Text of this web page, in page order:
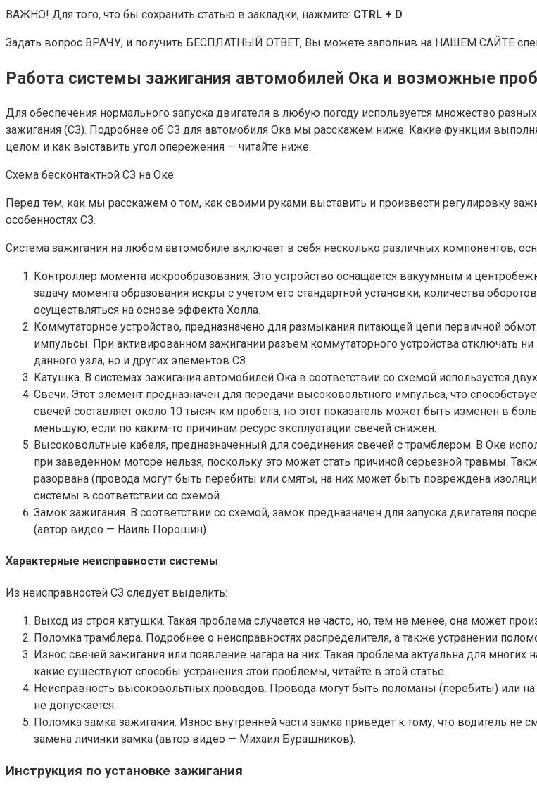
ВАЖНО! Для того, что бы сохранить статью в закладки, нажмите: CTRL + D
Задать вопрос ВРАЧУ, и получить БЕСПЛАТНЫЙ ОТВЕТ, Вы можете заполнив на НАШЕМ САЙТЕ
Работа системы зажигания автомобилей Ока и возможные
Для обеспечения нормального запуска двигателя в любую погоду используется множество
зажигания (СЗ). Подробнее об СЗ для автомобиля Ока мы расскажем ниже. Какие функции
целом и как выставить угол опережения — читайте ниже.
Схема бесконтактной СЗ на Оке
Перед тем, как мы расскажем о том, как своими руками выставить и произвести регулировку
особенностях СЗ.
Система зажигания на любом автомобиле включает в себя несколько различных компонентов,
Контроллер момента искрообразования. Это устройство оснащается вакуумным и
задачу момента образования искры с учетом его стандартной установки, количества
осуществляться на основе эффекта Холла.
Коммутаторное устройство, предназначено для размыкания питающей цепи первичной
импульсы. При активированном зажигании разъем коммутаторного устройства отключать
данного узла, но и других элементов СЗ.
Катушка. В системах зажигания автомобилей Ока в соответствии со схемой используется
Свечи. Этот элемент предназначен для передачи высоковольтного импульса, что
свечей составляет около 10 тысяч км пробега, но этот показатель может быть изменен в
меньшую, если по каким-то причинам ресурс эксплуатации свечей снижен.
Высоковольтные кабеля, предназначенный для соединения свечей с трамблером. В Оке
при заведенном моторе нельзя, поскольку это может стать причиной серьезной травмы.
разорвана (провода могут быть перебиты или смяты, на них может быть повреждена
системы в соответствии со схемой.
Замок зажигания. В соответствии со схемой, замок предназначен для запуска двигателя
(автор видео — Наиль Порошин).
Характерные неисправности системы
Из неисправностей СЗ следует выделить:
Выход из строя катушки. Такая проблема случается не часто, но, тем не менее, она может
Поломка трамблера. Подробнее о неисправностях распределителя, а также устранении
Износ свечей зажигания или появление нагара на них. Такая проблема актуальна для
какие существуют способы устранения этой проблемы, читайте в этой статье.
Неисправность высоковольтных проводов. Провода могут быть поломаны (перебиты) или
не допускается.
Поломка замка зажигания. Износ внутренней части замка приведет к тому, что водитель
замена личинки замка (автор видео — Михаил Бурашников).
Инструкция по установке зажигания